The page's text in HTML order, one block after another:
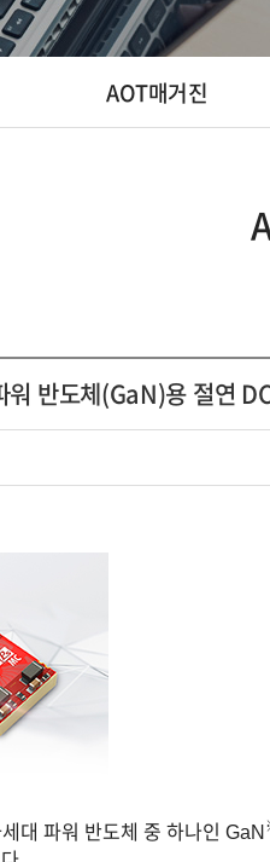
AOT매거진
반도체(GaN)용 절연
대 파워 반도체 중 하나인 GaN